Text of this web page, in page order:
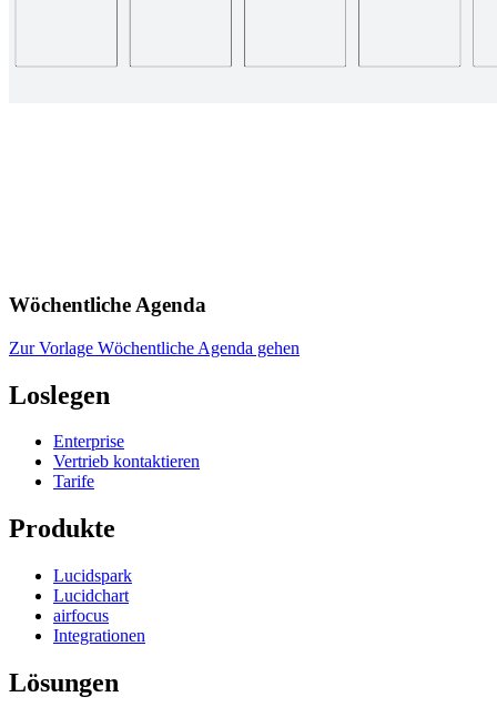
Wöchentliche Agenda
Zur Vorlage Wöchentliche Agenda gehen
Loslegen
Enterprise
Vertrieb kontaktieren
Tarife
Produkte
Lucidspark
Lucidchart
airfocus
Integrationen
Lösungen